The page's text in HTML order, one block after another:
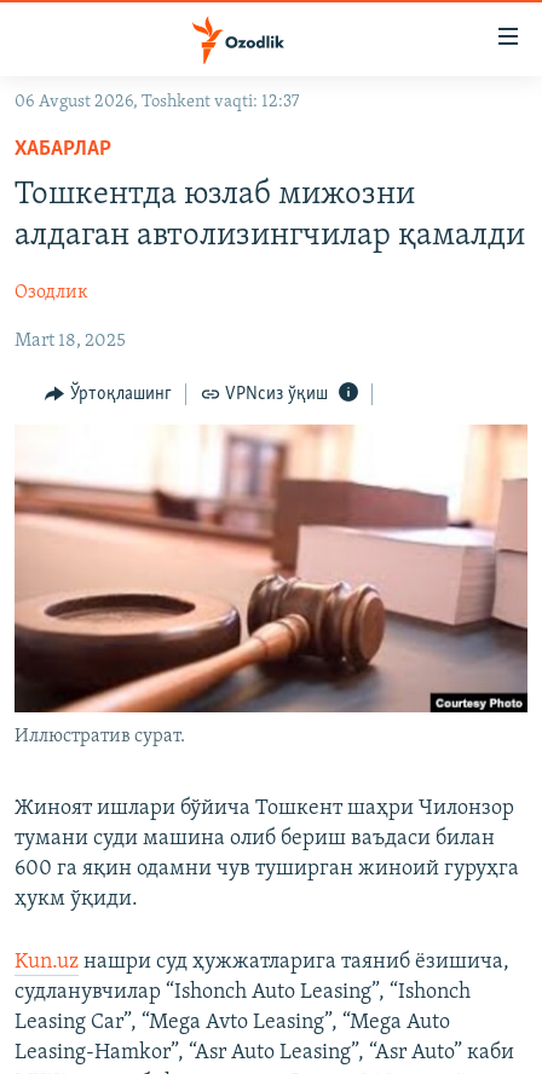
Асосий
навигацияга
ўтинг
Қидиришга
На русском
ИЖТИМОИЙ ТАРМОҚЛАР
Озодлик бошқа тилларда
06 Avgust 2026, Toshkent vaqti: 12:37
ХАБАРЛАР
Тошкентда юзлаб мижозни
алдаган автолизингчилар қамалди
Озодлик
Mart 18, 2025
Ўртоқлашинг VPNсиз ўқиш
Иллюстратив сурат.
Жиноят ишлари бўйича Тошкент шаҳри Чилонзор
тумани суди машина олиб бериш ваъдаси билан
600 га яқин одамни чув туширган жиноий гуруҳга
ҳукм ўқиди.
Kun.uz нашри суд ҳужжатларига таяниб ёзишича,
судланувчилар “Ishonch Auto Leasing”, “Ishonch
Leasing Car”, “Mega Avto Leasing”, “Mega Auto
Leasing-Hamkor”, “Asr Auto Leasing”, “Asr Auto” каби